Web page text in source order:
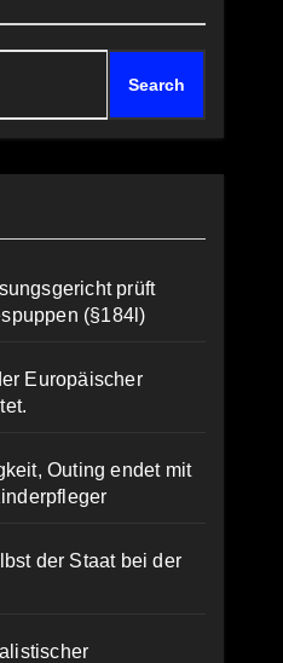
Search
prüft
(§184l)
Europäischer
Outing endet mit
der Staat bei der